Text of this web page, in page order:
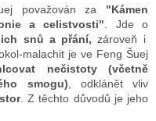
změnách
našich snů,
a přání.
považován za "Kámen
a celistvosti". Jde o
snů a přání, zároveň i
malachit je ve Feng Šuej
nečistoty (včetně
smogu), odklánět vliv
. Z těchto důvodů je jeho